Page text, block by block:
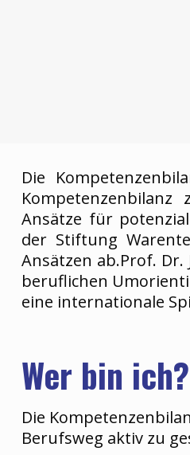
Die
Ansätze für
der Stiftung
Ansätzen ab.Prof.
beruflichen
eine internationale
Wer bin
Die
Berufsweg aktiv zu